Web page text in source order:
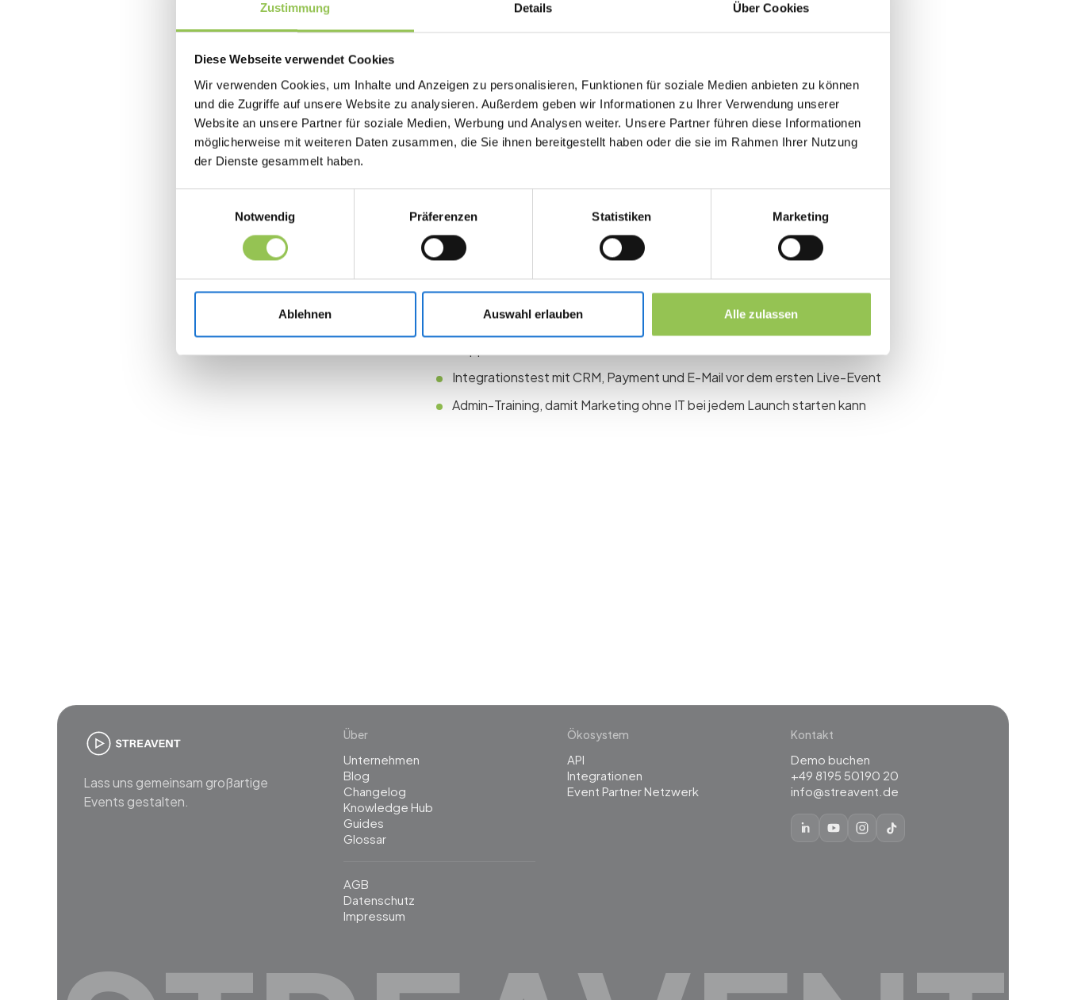
Zustimmung Details Über Cookies
Diese Webseite verwendet Cookies
Wir verwenden Cookies, um Inhalte und Anzeigen zu personalisieren, Funktionen für soziale Medien anbieten zu können
und die Zugriffe auf unsere Website zu analysieren. Außerdem geben wir Informationen zu Ihrer Verwendung unserer
Website an unsere Partner für soziale Medien, Werbung und Analysen weiter. Unsere Partner führen diese Informationen
möglicherweise mit weiteren Daten zusammen, die Sie ihnen bereitgestellt haben oder die sie im Rahmen Ihrer Nutzung
der Dienste gesammelt haben.
Notwendig
Präferenzen Statistiken Marketing
Ablehnen Auswahl erlauben Alle zulassen
Warum CRM-Integration wichtig ist
Features ohne passende Prozesse führen zu ungenutzten Modulen,
Workarounds und teuren Support-Tickets nach Go-live.
Neue Kontakte landen in der richtigen Pipeline mit Source-Tags
Teilnehmern
Consent-Felder mappen auf rechtmäßige Marketing-Workflows
Typische Setups: CRM-Integration
Integrationstest mit CRM, Payment und E-Mail vor dem ersten Live-Event
Admin-Training, damit Marketing ohne IT bei jedem Launch starten kann
Lass uns gemeinsam großartige
Events gestalten.
Über
Unternehmen
Blog
Changelog
Knowledge Hub
Guides
Glossar
AGB
Datenschutz
Impressum
Ökosystem
API
Integrationen
Event Partner Netzwerk
Kontakt
Demo buchen
+49 8195 50190 20
info@streavent.de